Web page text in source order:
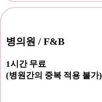
병의원 / F&B
1시간 무료
(병원간의 중복 적용 불가)